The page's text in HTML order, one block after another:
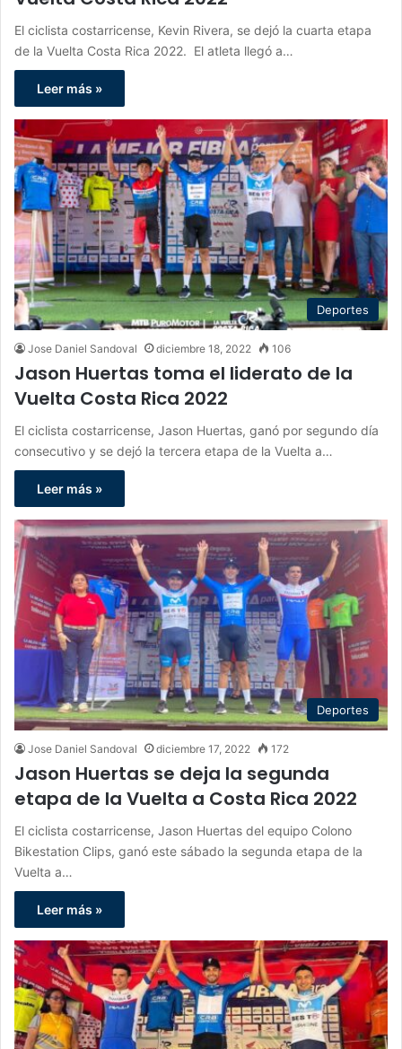
El ciclista costarricense, Kevin Rivera, se dejó la cuarta etapa
de la Vuelta Costa Rica 2022. El atleta llegó a…
Leer más »
Deportes
Jose Daniel Sandoval diciembre 18, 2022 106
Jason Huertas toma el liderato de la
Vuelta Costa Rica 2022
El ciclista costarricense, Jason Huertas, ganó por segundo día
consecutivo y se dejó la tercera etapa de la Vuelta a…
Leer más »
Deportes
Jose Daniel Sandoval diciembre 17, 2022 172
Jason Huertas se deja la segunda
etapa de la Vuelta a Costa Rica 2022
El ciclista costarricense, Jason Huertas del equipo Colono
Bikestation Clips, ganó este sábado la segunda etapa de la
Vuelta a…
Leer más »